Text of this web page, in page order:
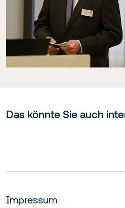
Das könnte Sie auch
Impressum